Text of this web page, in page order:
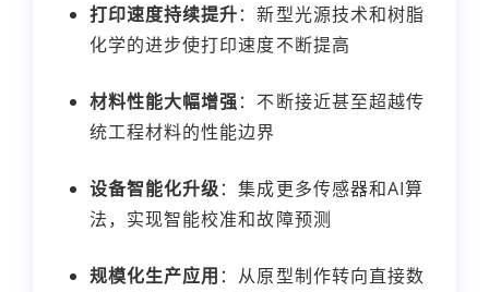
打印速度持续提升：新型光源技术和树脂
化学的进步使打印速度不断提高
材料性能大幅增强：不断接近甚至超越传
统工程材料的性能边界
设备智能化升级：集成更多传感器和AI算
法，实现智能校准和故障预测
规模化生产应用 ：从原型制作转向直接数